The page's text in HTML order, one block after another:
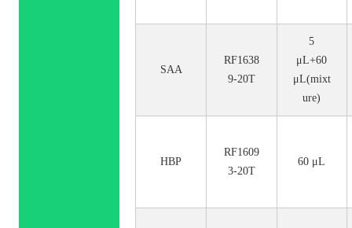
SAA
RF1638
9-20T
5
μL+60
μL(mixt
ure)
HBP
RF1609
3-20T
60 μL